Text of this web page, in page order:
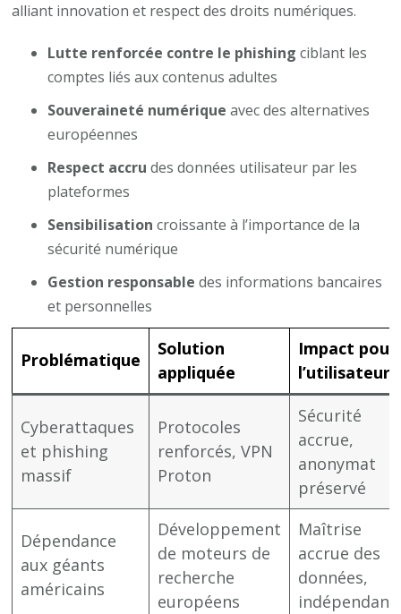
alliant innovation et respect des droits numériques.
Lutte renforcée contre le phishing ciblant les
comptes liés aux contenus adultes
Souveraineté numérique avec des alternatives
européennes
Respect accru des données utilisateur par les
plateformes
Sensibilisation croissante à l’importance de la
sécurité numérique
Gestion responsable des informations bancaires
et personnelles
Problématique
Solution
appliquée
Impact pour
l’utilisateur
Cyberattaques
et phishing
massif
Protocoles
renforcés, VPN
Proton
Sécurité
accrue,
anonymat
préservé
Dépendance
aux géants
américains
Développement
de moteurs de
recherche
européens
Maîtrise
accrue des
données,